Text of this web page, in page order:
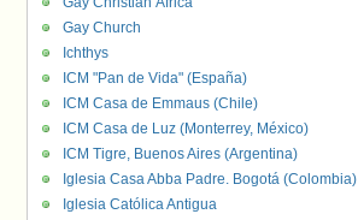
Gay Church
Ichthys
ICM "Pan de Vida" (España)
ICM Casa de Emmaus (Chile)
ICM Casa de Luz (Monterrey, México)
ICM Tigre, Buenos Aires (Argentina)
Iglesia Casa Abba Padre. Bogotá (Colombia)
Iglesia Católica Antigua